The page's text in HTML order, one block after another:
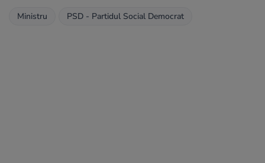
Ministru PSD - Partidul Social Democrat